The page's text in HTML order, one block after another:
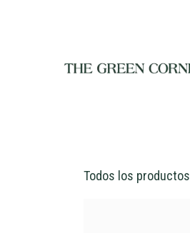
Todos los productos